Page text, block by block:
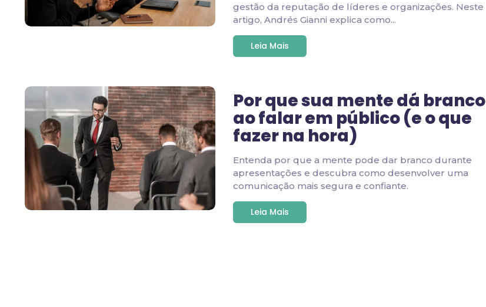
gestão da reputação de líderes e organizações. Neste
artigo, Andrés Gianni explica como...
Leia Mais
Por que sua mente dá branco
ao falar em público (e o que
fazer na hora)
Entenda por que a mente pode dar branco durante
apresentações e descubra como desenvolver uma
comunicação mais segura e confiante.
Leia Mais